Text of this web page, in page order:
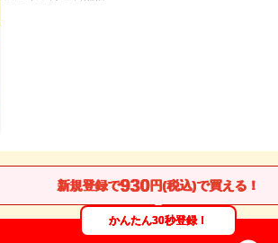
新規登録で930円(税込)で買える！
かんたん30秒登録！